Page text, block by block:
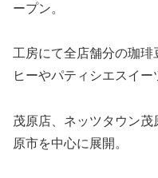
ープン。
工房にて全店舗分の珈
ヒーやパティシエスイー
茂原店、ネッツタウン
原市を中心に展開。